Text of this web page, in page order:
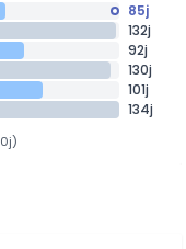
85j
132j
92j
130j
101j
134j